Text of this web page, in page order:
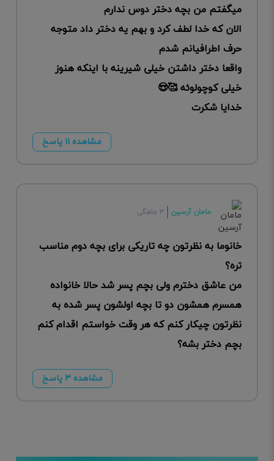
میگفتم من بچه دختر دوس ندارم
الان که خدا لطف کرد و بهم یه دختر داد متوجه
حرف اطرافیانم شدم
واقعا دختر داشتن خیلی شیرینه با اینکه هنوز
خیلی کوچولوئه 🥰😍
خدایا شکرت
مشاهده ۱۱ پاسخ
مامان آرسین ۳ ماهگی
خانوما به نظرتون چه تاریکی برای بچه دوم مناسب
تره؟
من عاشق دخترم ولی بچم پسر شد حالا خانواده
همسرم همشون دو تا بچه اولشون پسر شده به
نظرتون چیکار کنم که هر وقت خواستم اقدام کنم
بچم دختر بشه؟
مشاهده ۳ پاسخ